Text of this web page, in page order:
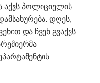
აქვს პოლიციელის
დღეს,
და ჩვენ გვაქვს